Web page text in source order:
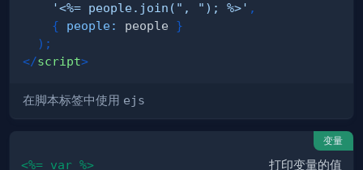
'<%= people.join(", "); %>' ,
{
people: people }
) ;
</script>
在脚本标签中使用 ejs
变量
<%= var %> 打印变量的值